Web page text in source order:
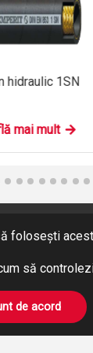
hidraulic 1SN
mai mult
folosești
să
de acord
Hidraulică
BOWDEN